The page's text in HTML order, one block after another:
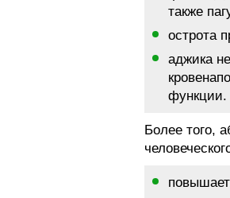
также
острота
аджика
функции.
Более того,